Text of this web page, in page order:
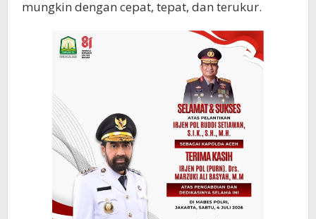
mungkin dengan cepat, tepat, dan terukur.